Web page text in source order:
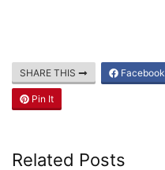
SHARE THIS Facebook
Pin It
Related Posts